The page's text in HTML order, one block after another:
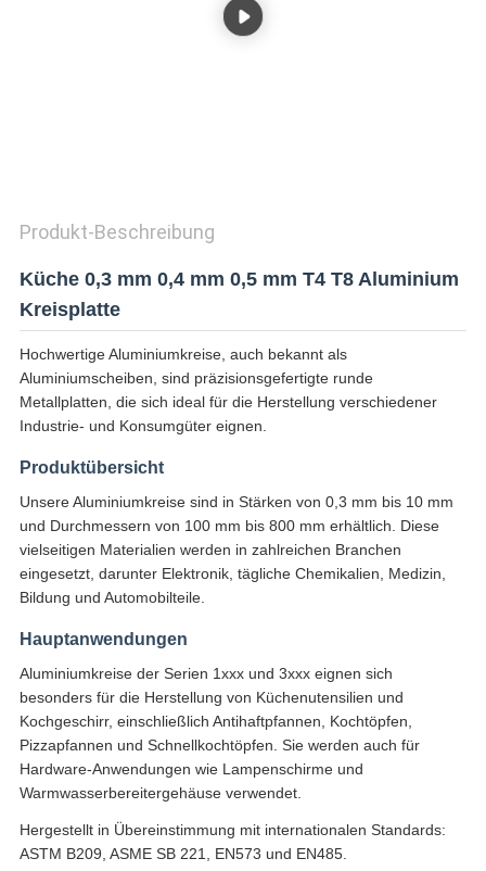
Produkt-Beschreibung
Küche 0,3 mm 0,4 mm 0,5 mm T4 T8 Aluminium
Kreisplatte
Hochwertige Aluminiumkreise, auch bekannt als
Aluminiumscheiben, sind präzisionsgefertigte runde
Metallplatten, die sich ideal für die Herstellung verschiedener
Industrie- und Konsumgüter eignen.
Produktübersicht
Unsere Aluminiumkreise sind in Stärken von 0,3 mm bis 10 mm
und Durchmessern von 100 mm bis 800 mm erhältlich. Diese
vielseitigen Materialien werden in zahlreichen Branchen
eingesetzt, darunter Elektronik, tägliche Chemikalien, Medizin,
Bildung und Automobilteile.
Hauptanwendungen
Aluminiumkreise der Serien 1xxx und 3xxx eignen sich
besonders für die Herstellung von Küchenutensilien und
Kochgeschirr, einschließlich Antihaftpfannen, Kochtöpfen,
Pizzapfannen und Schnellkochtöpfen. Sie werden auch für
Hardware-Anwendungen wie Lampenschirme und
Warmwasserbereitergehäuse verwendet.
Hergestellt in Übereinstimmung mit internationalen Standards:
ASTM B209, ASME SB 221, EN573 und EN485.